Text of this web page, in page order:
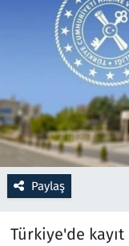
Paylaş
Türkiye'de
Resmi İlanlar
Rüya
Savunma
Seçim 2023